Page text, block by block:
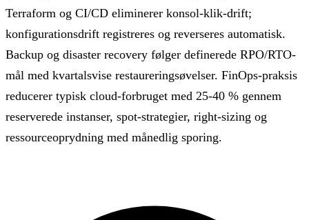
Terraform og CI/CD eliminerer konsol-klik-drift;
konfigurationsdrift registreres og reverseres automatisk.
Backup og disaster recovery følger definerede RPO/RTO-
mål med kvartalsvise restaureringsøvelser. FinOps-praksis
reducerer typisk cloud-forbruget med 25-40 % gennem
reserverede instanser, spot-strategier, right-sizing og
ressourceoprydning med månedlig sporing.